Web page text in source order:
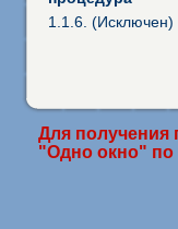
1.1.6. (Исключен)
Для
"Одно окно" по